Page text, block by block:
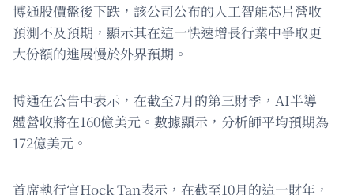
博通股價盤後下跌，該公司公布的人工智能芯片營收
預測不及預期，顯示其在這一快速增長行業中爭取更
大份額的進展慢於外界預期。
博通在公告中表示，在截至7月的第三財季，AI半導
體營收將在160億美元。數據顯示，分析師平均預期為
172億美元。
首席執行官Hock Tan表示，在截至10月的這一財年，